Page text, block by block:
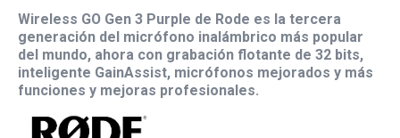
Wireless GO Gen 3 Purple de Rode es la tercera
generación del micrófono inalámbrico más popular
del mundo, ahora con grabación flotante de 32 bits,
inteligente GainAssist, micrófonos mejorados y más
funciones y mejoras profesionales.